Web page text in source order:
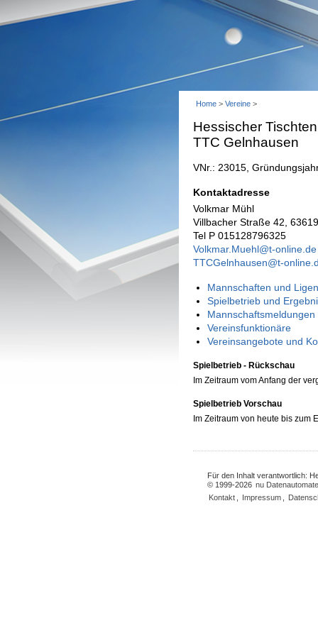
Home > Vereine >
Hessischer
TTC Gelnhausen
VNr.: 23015,
Kontaktadresse
Volkmar Mühl
Villbacher Straße 42,
Tel P 015128796325
Volkmar.Muehl@t-online.de
TTCGelnhausen@t-
Mannschaften und
Spielbetrieb und
Vereinsfunktionäre
Vereinsangebote und
Spielbetrieb - Rückschau
Im Zeitraum vom Anfang der
Spielbetrieb Vorschau
Im Zeitraum von heute bis zum
Für den Inhalt verantwortlich:
© 1999-2026 nu
Kontakt
Impressum